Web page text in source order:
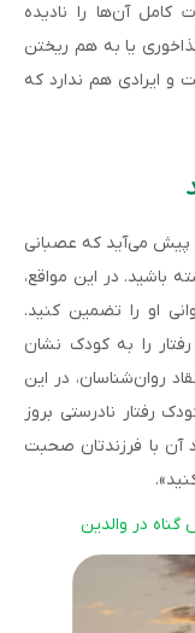
آن‌ها را نادیده
یا به هم ریختن
و ایرادی هم ندارد که
پیش می‌آید که عصبانی
باشید. در این مواقع،
او را تضمین کنید.
را به کودک نشان
روان­‌شناسان، در این
رفتار نادرستی بروز
با فرزندتان صحبت
در والدین